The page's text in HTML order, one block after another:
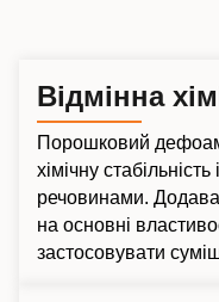
Відмінна
Порошковий
хімічну
речовинами.
на основні
застосовувати